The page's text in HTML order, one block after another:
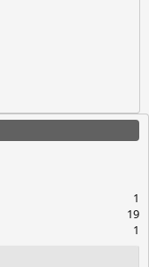
1
19
1